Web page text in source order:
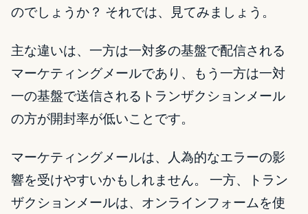
のでしょうか？ それでは、見てみましょう。
主な違いは、一方は一対多の基盤で配信される
マーケティングメールであり、もう一方は一対
一の基盤で送信されるトランザクションメール
の方が開封率が低いことです。
マーケティングメールは、人為的なエラーの影
響を受けやすいかもしれません。 一方、トラン
ザクションメールは、オンラインフォームを使